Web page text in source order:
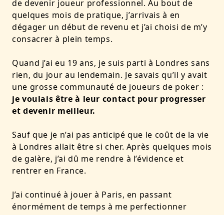
de devenir joueur professionnel. Au bout de
quelques mois de pratique, j’arrivais à en
dégager un début de revenu et j’ai choisi de m’y
consacrer à plein temps.
Quand j’ai eu 19 ans, je suis parti à Londres sans
rien, du jour au lendemain. Je savais qu’il y avait
une grosse communauté de joueurs de poker :
je voulais être à leur contact pour progresser
et devenir meilleur.
Sauf que je n’ai pas anticipé que le coût de la vie
à Londres allait être si cher. Après quelques mois
de galère, j’ai dû me rendre à l’évidence et
rentrer en France.
J’ai continué à jouer à Paris, en passant
énormément de temps à me perfectionner